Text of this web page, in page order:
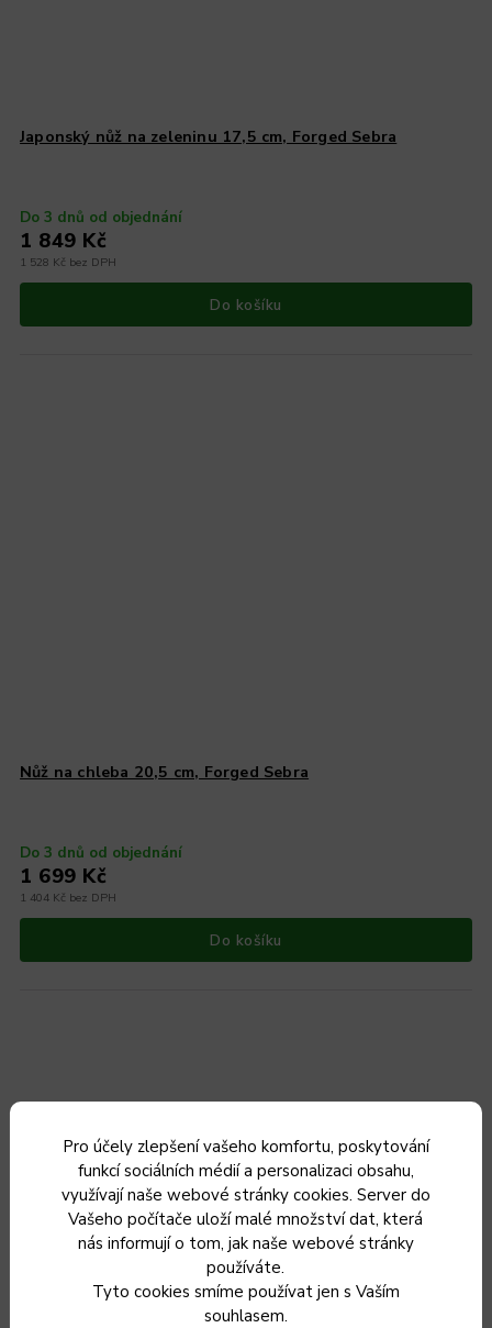
Pro účely zlepšení vašeho komfortu, poskytování
funkcí sociálních médií a personalizaci obsahu,
využívají naše webové stránky cookies. Server do
Vašeho počítače uloží malé množství dat, která
nás informují o tom, jak naše webové stránky
používáte.
Tyto cookies smíme používat jen s Vaším
souhlasem.
Japonský nůž na zeleninu 17,5 cm, Forged Sebra
Do 3 dnů od objednání
1 528 Kč bez DPH
1 849 Kč
Do košíku
Nůž na chleba 20,5 cm, Forged Sebra
Do 3 dnů od objednání
1 404 Kč bez DPH
1 699 Kč
Do košíku